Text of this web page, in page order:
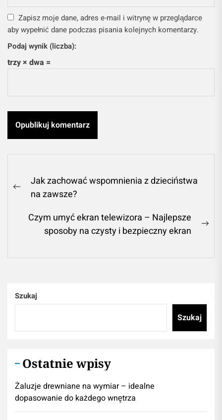
Zapisz moje dane, adres e-mail i witrynę w przeglądarce
aby wypełnić dane podczas pisania kolejnych komentarzy.
Podaj wynik (liczba):
trzy × dwa =
Nawigacja
wpisu
Previous
Jak zachować wspomnienia z dzieciństwa
na zawsze?
Czym umyć ekran telewizora – Najlepsze
sposoby na czysty i bezpieczny ekran
Szukaj
Szukaj
Ostatnie wpisy
Żaluzje drewniane na wymiar – idealne
dopasowanie do każdego wnętrza